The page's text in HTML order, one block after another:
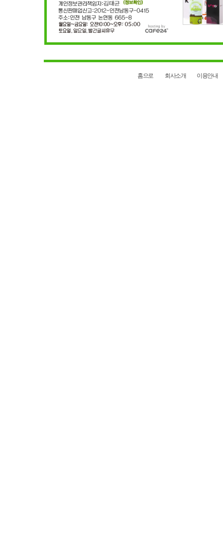
홈으로 회사소개 이용안내